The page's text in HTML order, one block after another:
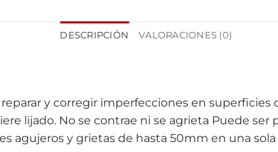
DESCRIPCIÓN VALORACIONES (0)
y corregir imperfecciones en superficies
lijado. No se contrae ni se agrieta Puede ser
agujeros y grietas de hasta 50mm en una sola